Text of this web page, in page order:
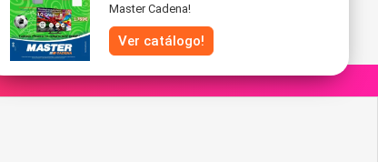
Master Cadena!
Ver catálogo!